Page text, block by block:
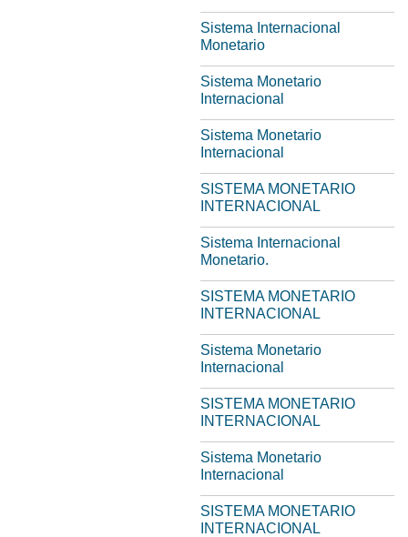
Sistema Internacional
Monetario
Sistema Monetario
Internacional
Sistema Monetario
Internacional
SISTEMA MONETARIO
INTERNACIONAL
Sistema Internacional
Monetario.
SISTEMA MONETARIO
INTERNACIONAL
Sistema Monetario
Internacional
SISTEMA MONETARIO
INTERNACIONAL
Sistema Monetario
Internacional
SISTEMA MONETARIO
INTERNACIONAL